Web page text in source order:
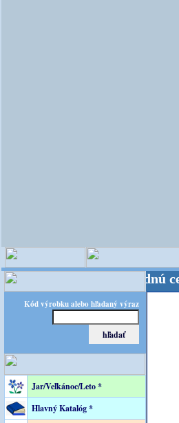
Kód výrobku alebo hľadaný výraz
Jar/Veľkánoc/Leto *
Hlavný Katalóg *
Kvalita za výhodnú cenu!